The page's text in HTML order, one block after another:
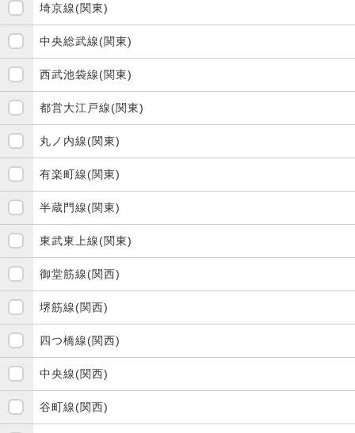
埼京線(関東)
中央総武線(関東)
西武池袋線(関東)
都営大江戸線(関東)
丸ノ内線(関東)
有楽町線(関東)
半蔵門線(関東)
東武東上線(関東)
御堂筋線(関西)
堺筋線(関西)
四つ橋線(関西)
中央線(関西)
谷町線(関西)